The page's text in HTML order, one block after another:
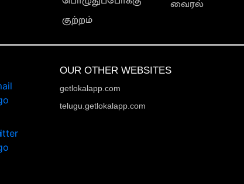
குற்றம்
வைரல்
OUR OTHER WEBSITES
getlokalapp.com
telugu.getlokalapp.com